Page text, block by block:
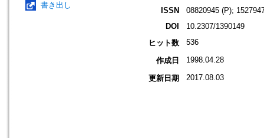
書き出し
ISSN
08820945 (P);
DOI
10.2307/1390149
ヒット数
536
作成日 1998.04.28
更新日期 2017.08.03